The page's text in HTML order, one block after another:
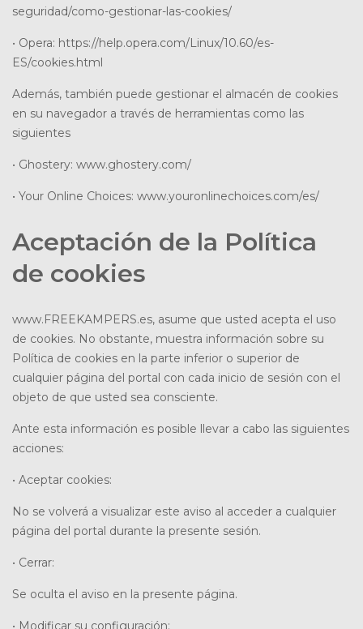
seguridad/como-gestionar-las-cookies/
• Opera: https://help.opera.com/Linux/10.60/es-
ES/cookies.html
Además, también puede gestionar el almacén de cookies
en su navegador a través de herramientas como las
siguientes
• Ghostery: www.ghostery.com/
• Your Online Choices: www.youronlinechoices.com/es/
Aceptación de la Política
de cookies
www.FREEKAMPERS.es, asume que usted acepta el uso
de cookies. No obstante, muestra información sobre su
Política de cookies en la parte inferior o superior de
cualquier página del portal con cada inicio de sesión con el
objeto de que usted sea consciente.
Ante esta información es posible llevar a cabo las siguientes
acciones:
• Aceptar cookies:
No se volverá a visualizar este aviso al acceder a cualquier
página del portal durante la presente sesión.
• Cerrar:
Se oculta el aviso en la presente página.
• Modificar su configuración: